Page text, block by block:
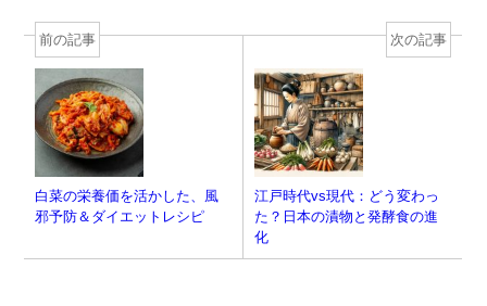
前の記事
白菜の栄養価を活かした、風
邪予防＆ダイエットレシピ
次の記事
江戸時代vs現代：どう変わっ
た？日本の漬物と発酵食の進
化